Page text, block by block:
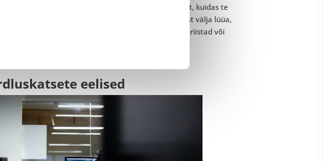
valupunkte, sõltub kasutajate omaksvõtt sellest, kuidas te
olemasolevate vahendite vastu. Et konkurentidest välja lüüa,
odavamalt või tõhusamalt kui teised turul olevad tööriistad või
eelised